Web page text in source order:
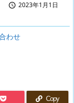
 2023年1月1日
わせ
Copy